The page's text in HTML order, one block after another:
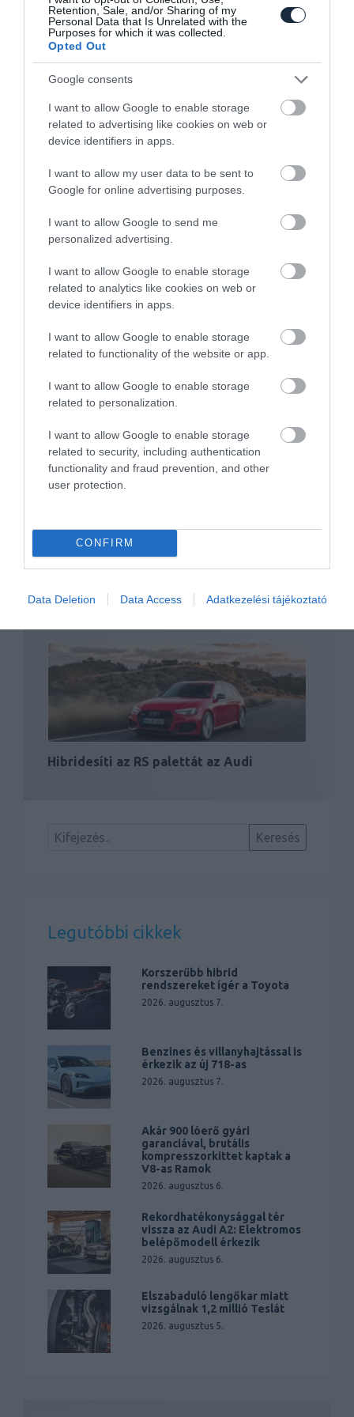
Retention, Sale, and/or Sharing of my
Personal Data that Is Unrelated with the
Purposes for which it was collected.
Opted Out
Google consents
I want to allow Google to enable storage
related to advertising like cookies on web or
device identifiers in apps.
I want to allow my user data to be sent to
Google for online advertising purposes.
I want to allow Google to send me
personalized advertising.
I want to allow Google to enable storage
related to analytics like cookies on web or
device identifiers in apps.
I want to allow Google to enable storage
related to functionality of the website or app.
I want to allow Google to enable storage
related to personalization.
I want to allow Google to enable storage
related to security, including authentication
functionality and fraud prevention, and other
user protection.
CONFIRM
Data Deletion Data Access Adatkezelési tájékoztató
Két elektromos motorral és 109 lóerős…
Belépő szintű hibridek érkeznek a BMW
kínálatába
Mild hibridként is kapható már a Fiat 500
és a Panda
Audi sport hibrid a láthatáron
Hibridesíti az RS palettát az Audi
Legutóbbi cikkek
Korszerűbb hibrid
rendszereket ígér a Toyota
2026. augusztus 7.
Benzines és villanyhajtással is
érkezik az új 718-as
2026. augusztus 7.
Akár 900 lóerő gyári
garanciával, brutális
kompresszorkittet kaptak a
V8-as Ramok
2026. augusztus 6.
Rekordhatékonysággal tér
vissza az Audi A2: Elektromos
belépőmodell érkezik
2026. augusztus 6.
Elszabaduló lengőkar miatt
vizsgálnak 1,2 millió Teslát
2026. augusztus 5.